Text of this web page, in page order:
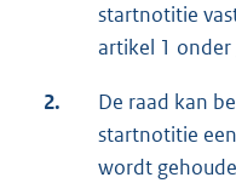
startnotitie
artikel 1 onder
2.
De raad kan
startnotitie
wordt